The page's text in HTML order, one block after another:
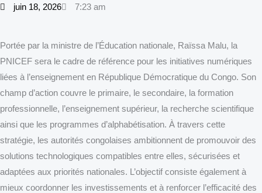
juin 18, 2026 7:23 am
Portée par la ministre de l’Éducation nationale, Raïssa Malu, la
PNICEF sera le cadre de référence pour les initiatives numériques
liées à l’enseignement en République Démocratique du Congo. Son
champ d’action couvre le primaire, le secondaire, la formation
professionnelle, l’enseignement supérieur, la recherche scientifique
ainsi que les programmes d’alphabétisation. À travers cette
stratégie, les autorités congolaises ambitionnent de promouvoir des
solutions technologiques compatibles entre elles, sécurisées et
adaptées aux priorités nationales. L’objectif consiste également à
mieux coordonner les investissements et à renforcer l’efficacité des